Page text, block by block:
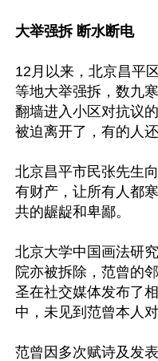
大举强拆 断水断电
12月以来，北京昌平
等地大举强拆，数九
翻墙进入小区对抗议
被迫离开了，有的人
北京昌平市民张先生
有财产，让所有人都
共的龌龊和卑鄙。
北京大学中国画法研
院亦被拆除，范曾的
圣在社交媒体发布了
中，未见到范曾本人对
范曾因多次赋诗及发